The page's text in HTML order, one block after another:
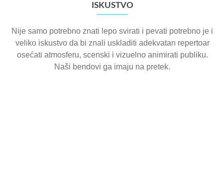
ISKUSTVO
Nije samo potrebno znati lepo svirati i pevati potrebno je i
veliko iskustvo da bi znali uskladiti adekvatan repertoar
osećati atmosferu, scenski i vizuelno animirati publiku.
Naši bendovi ga imaju na pretek.